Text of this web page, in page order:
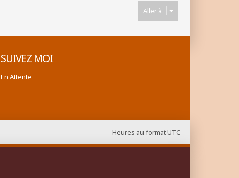
Aller à
SUIVEZ MOI
En Attente
Heures au formatUTC